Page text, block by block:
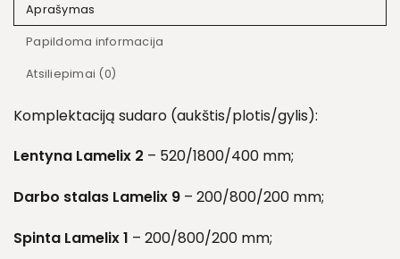
Aprašymas
Papildoma informacija
Atsiliepimai (0)
Komplektaciją sudaro (aukštis/plotis/gylis):
Lentyna Lamelix 2 – 520/1800/400 mm;
Darbo stalas Lamelix 9 – 200/800/200 mm;
Spinta Lamelix 1 – 200/800/200 mm;